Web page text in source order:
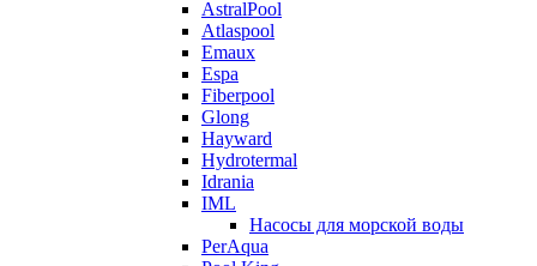
AstralPool
Atlaspool
Emaux
Espa
Fiberpool
Glong
Hayward
Hydrotermal
Idrania
IML
Насосы для морской воды
PerAqua